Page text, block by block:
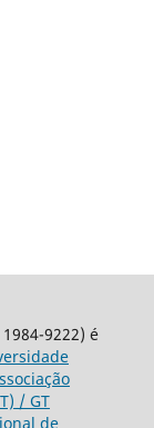
1984-9222) é
/ GT
de